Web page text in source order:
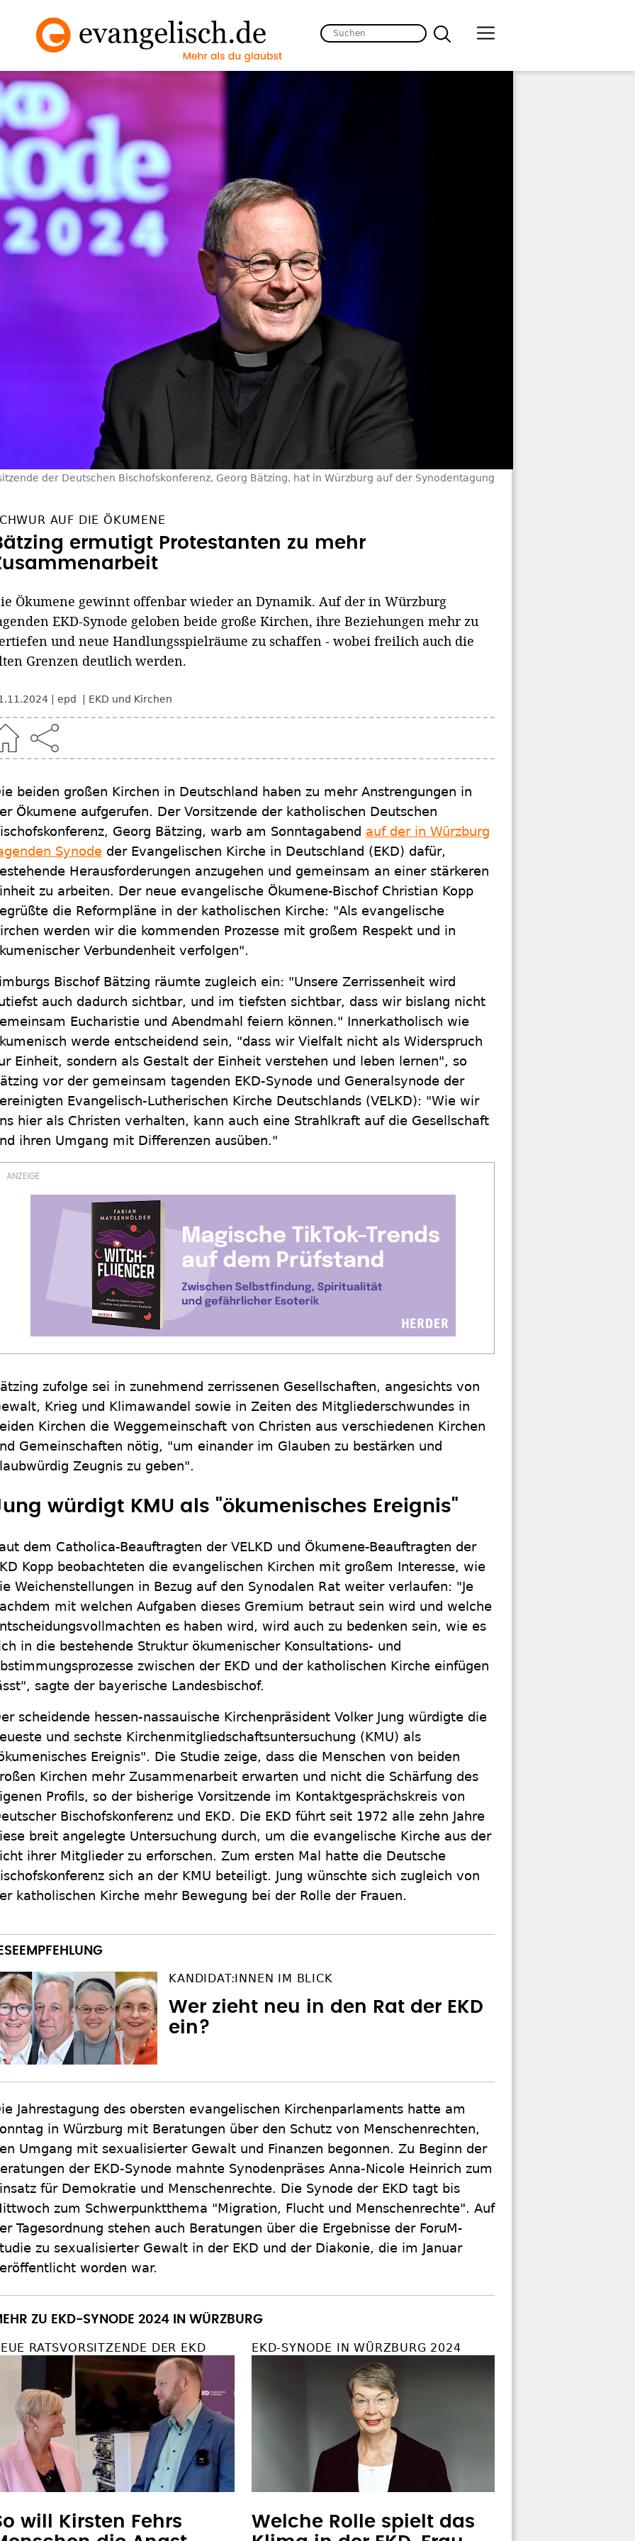
der Deutschen Bischofskonferenz, Georg Bätzing, hat in Würzburg auf der Synodentagung
AUF DIE ÖKUMENE
ermutigt Protestanten zu mehr
Ökumene gewinnt offenbar wieder an Dynamik. Auf der in Würzburg
EKD-Synode geloben beide große Kirchen, ihre Beziehungen mehr zu
und neue Handlungsspielräume zu schaffen - wobei freilich auch die
Grenzen deutlich werden.
epd EKD und Kirchen
beiden großen Kirchen in Deutschland haben zu mehr Anstrengungen in
Ökumene aufgerufen. Der Vorsitzende der katholischen Deutschen
Georg Bätzing, warb am Sonntagabend auf der in Würzburg
Synode der Evangelischen Kirche in Deutschland (EKD) dafür,
Herausforderungen anzugehen und gemeinsam an einer stärkeren
zu arbeiten. Der neue evangelische Ökumene-Bischof Christian Kopp
die Reformpläne in der katholischen Kirche: "Als evangelische
werden wir die kommenden Prozesse mit großem Respekt und in
Verbundenheit verfolgen".
Bischof Bätzing räumte zugleich ein: "Unsere Zerrissenheit wird
auch dadurch sichtbar, und im tiefsten sichtbar, dass wir bislang nicht
Eucharistie und Abendmahl feiern können." Innerkatholisch wie
werde entscheidend sein, "dass wir Vielfalt nicht als Widerspruch
Einheit, sondern als Gestalt der Einheit verstehen und leben lernen", so
vor der gemeinsam tagenden EKD-Synode und Generalsynode der
Evangelisch-Lutherischen Kirche Deutschlands (VELKD): "Wie wir
hier als Christen verhalten, kann auch eine Strahlkraft auf die Gesellschaft
ihren Umgang mit Differenzen ausüben."
zufolge sei in zunehmend zerrissenen Gesellschaften, angesichts von
Krieg und Klimawandel sowie in Zeiten des Mitgliederschwundes in
Kirchen die Weggemeinschaft von Christen aus verschiedenen Kirchen
Gemeinschaften nötig, "um einander im Glauben zu bestärken und
Zeugnis zu geben".
würdigt KMU als "ökumenisches Ereignis"
dem Catholica-Beauftragten der VELKD und Ökumene-Beauftragten der
Kopp beobachteten die evangelischen Kirchen mit großem Interesse, wie
Weichenstellungen in Bezug auf den Synodalen Rat weiter verlaufen: "Je
mit welchen Aufgaben dieses Gremium betraut sein wird und welche
es haben wird, wird auch zu bedenken sein, wie es
in die bestehende Struktur ökumenischer Konsultations- und
zwischen der EKD und der katholischen Kirche einfügen
sagte der bayerische Landesbischof.
scheidende hessen-nassauische Kirchenpräsident Volker Jung würdigte die
und sechste Kirchenmitgliedschaftsuntersuchung (KMU) als
Ereignis". Die Studie zeige, dass die Menschen von beiden
Kirchen mehr Zusammenarbeit erwarten und nicht die Schärfung des
Profils, so der bisherige Vorsitzende im Kontaktgesprächskreis von
Bischofskonferenz und EKD. Die EKD führt seit 1972 alle zehn Jahre
breit angelegte Untersuchung durch, um die evangelische Kirche aus der
ihrer Mitglieder zu erforschen. Zum ersten Mal hatte die Deutsche
sich an der KMU beteiligt. Jung wünschte sich zugleich von
katholischen Kirche mehr Bewegung bei der Rolle der Frauen.
KANDIDAT:INNEN IM BLICK
Wer zieht neu in den Rat der EKD
ein?
Jahrestagung des obersten evangelischen Kirchenparlaments hatte am
in Würzburg mit Beratungen über den Schutz von Menschenrechten,
Umgang mit sexualisierter Gewalt und Finanzen begonnen. Zu Beginn der
der EKD-Synode mahnte Synodenpräses Anna-Nicole Heinrich zum
für Demokratie und Menschenrechte. Die Synode der EKD tagt bis
zum Schwerpunktthema "Migration, Flucht und Menschenrechte". Auf
Tagesordnung stehen auch Beratungen über die Ergebnisse der ForuM-
zu sexualisierter Gewalt in der EKD und der Diakonie, die im Januar
worden war.
ZU EKD-SYNODE 2024 IN WÜRZBURG
RATSVORSITZENDE DER EKD
will Kirsten Fehrs
EKD-SYNODE IN WÜRZBURG 2024
Welche Rolle spielt das